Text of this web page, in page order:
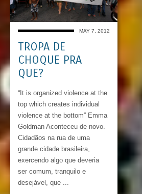
MAY 7, 2012
TROPA DE
CHOQUE PRA
QUE?
“It is organized violence at the
top which creates individual
violence at the bottom” Emma
Goldman Aconteceu de novo.
Cidadãos na rua de uma
grande cidade brasileira,
exercendo algo que deveria
ser comum, tranquilo e
desejável, que ...